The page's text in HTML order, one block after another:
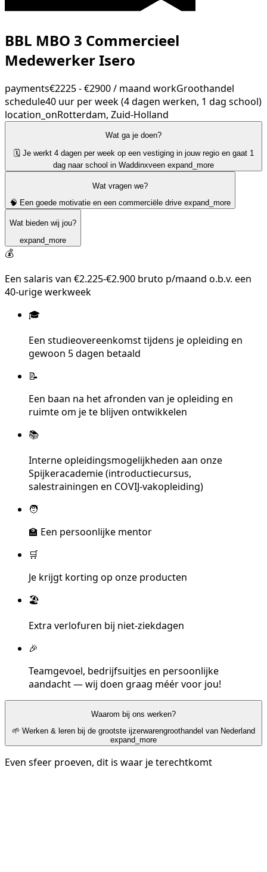
BBL MBO 3 Commercieel
Medewerker Isero
payments€2225 - €2900 / maand workGroothandel
schedule40 uur per week (4 dagen werken, 1 dag school)
location_onRotterdam, Zuid-Holland
Wat ga je doen?
🗓️ Je werkt 4 dagen per week op een vestiging in jouw regio en gaat 1
dag naar school in Waddinxveen expand_more
Wat vragen we?
🧠 Een goede motivatie en een commerciële drive expand_more
Wat bieden wij jou?
expand_more
💰
Een salaris van €2.225-€2.900 bruto p/maand o.b.v. een
40-urige werkweek
🎓
Een studieovereenkomst tijdens je opleiding en
gewoon 5 dagen betaald
📝
Een baan na het afronden van je opleiding en
ruimte om je te blijven ontwikkelen
📚
Interne opleidingsmogelijkheden aan onze
Spijkeracademie (introductiecursus,
salestrainingen en COVIJ-vakopleiding)
🧑
‍🏫 Een persoonlijke mentor
🛒
Je krijgt korting op onze producten
🏖️
Extra verlofuren bij niet-ziekdagen
🎉
Teamgevoel, bedrijfsuitjes en persoonlijke
aandacht — wij doen graag méér voor jou!
Waarom bij ons werken?
🌱 Werken & leren bij de grootste ijzerwarengroothandel van Nederland
expand_more
Even sfeer proeven, dit is waar je terechtkomt